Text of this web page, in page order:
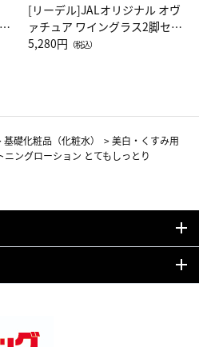
[リーデル]JALオリジナル オヴ
ァチュア ワイングラス2脚セッ
ト（レッドワイン）
5,280円 （税込）
基礎化粧品（化粧水） >美白・くすみ用
ングローション とてもしっとり